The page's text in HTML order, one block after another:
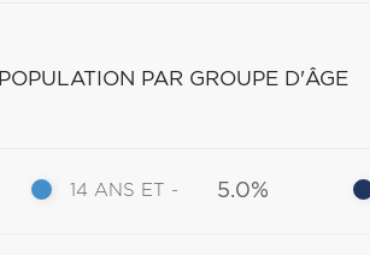
POPULATION PAR GROUPE D'ÂGE
14 ANS ET - 5.0%